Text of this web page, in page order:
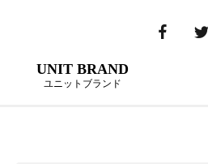
UNIT BRAND
ユニットブランド